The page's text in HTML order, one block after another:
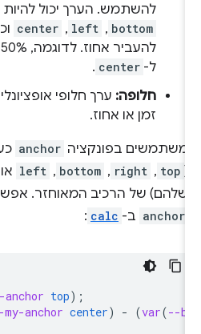
להשתמש. הערך יכול להיות
bottom
,‏
left
,‏
center
להעביר
center
.
חלופה:ערך חלופי אופציונלי
זמן או אחוז.
משתמשים בפונקציה anchor
top
,‏
right
,‏
bottom
,‏
left או
שלהם) של הרכיב המאוחזר.
anchor ב- calc
:
anchor top
(--my-anchor center ) - (var(--